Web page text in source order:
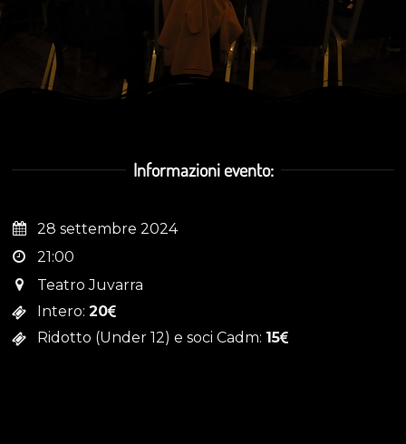
Informazioni evento:
28 settembre 2024
21:00
Teatro Juvarra
Intero: 20
Ridotto (Under 12) e soci Cadm: 15